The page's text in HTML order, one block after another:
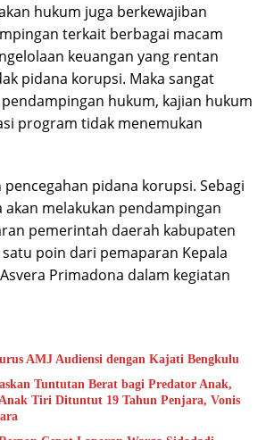
hukum juga berkewajiban
terkait berbagai macam
keuangan yang rentan
pidana korupsi. Maka sangat
hukum, kajian hukum
program tidak menemukan
pencegahan pidana korupsi. Sebagi
akan melakukan pendampingan
pemerintah daerah kabupaten
satu poin dari pemaparan Kepala
Primadona dalam kegiatan
AMJ Audiensi dengan Kajati Bengkulu
Tuntutan Berat bagi Predator Anak,
Tiri Dituntut 19 Tahun Penjara, Vonis